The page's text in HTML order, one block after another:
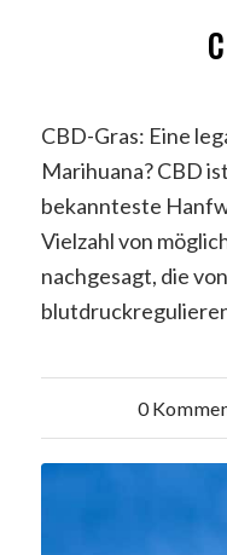
CBD-Gras: Eine
Marihuana? CBD
bekannteste
Vielzahl von
nachgesagt, die
0 /